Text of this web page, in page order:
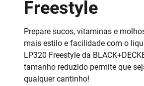
Freestyle
Prepare sucos, vitaminas e
mais estilo e facilidade com o
LP320 Freestyle da
tamanho reduzido permite que
qualquer cantinho!